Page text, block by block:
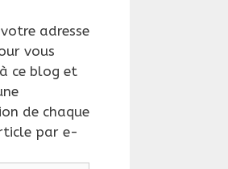
adresse
vous
ce blog et
de chaque
par e-